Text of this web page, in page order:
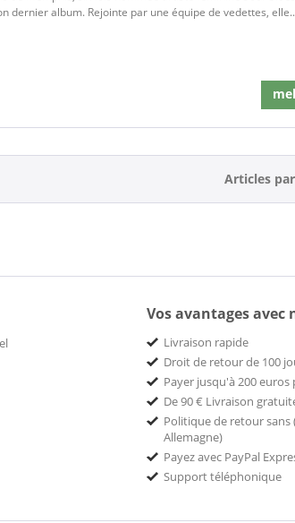
dernier album. Rejointe par une équipe de vedettes,
Articles
Vos avantages avec
Livraison rapide
Droit de retour de 100
Payer jusqu'à 200 euros
De 90 € Livraison
Politique de retour
Allemagne)
Payez avec PayPal
Support téléphonique